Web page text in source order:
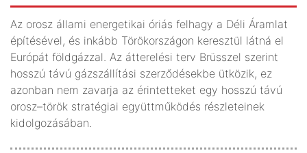
Az orosz állami energetikai óriás felhagy a Déli Áramlat
építésével, és inkább Törökországon keresztül látná el
Európát földgázzal. Az átterelési terv Brüsszel szerint
hosszú távú gázszállítási szerződésekbe ütközik, ez
azonban nem zavarja az érintetteket egy hosszú távú
orosz–török stratégiai együttműködés részleteinek
kidolgozásában.